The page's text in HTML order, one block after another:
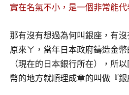
景
主
持、
吳
哥
實在名氣不小，是一個非常能代
那有沒有想過為何叫銀座，有
原來ㄚ，當年日本政府鑄造金幣
（現在的日本銀行所在），所
幣的地方就順理成章的叫做『銀